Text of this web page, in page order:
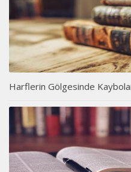
Harflerin Gölgesinde